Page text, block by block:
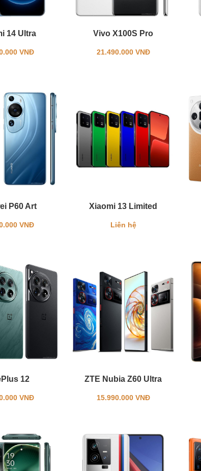
14 Ultra
VNĐ
Vivo X100S Pro
21.490.000 VNĐ
P60 Art
VNĐ
Xiaomi 13 Limited
Liên hệ
12
VNĐ
ZTE Nubia Z60 Ultra
15.990.000 VNĐ